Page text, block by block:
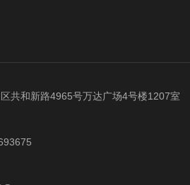
区共和新路4965号万达广场4号楼1207室